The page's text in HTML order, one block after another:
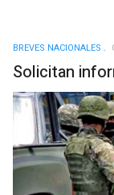
BREVES NACIONALES
Solicitan